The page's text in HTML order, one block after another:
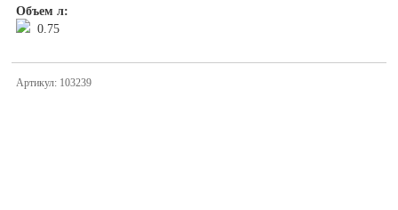
Объем л:
0.75
Артикул: 103239